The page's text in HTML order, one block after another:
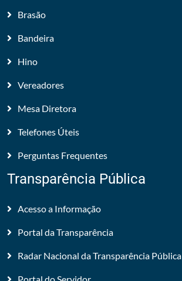
Brasão
Bandeira
Hino
Vereadores
Mesa Diretora
Telefones Úteis
Perguntas Frequentes
Transparência Pública
Acesso a Informação
Portal da Transparência
Radar Nacional da Transparência Pública